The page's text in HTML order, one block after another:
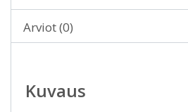
Arviot (0)
Kuvaus